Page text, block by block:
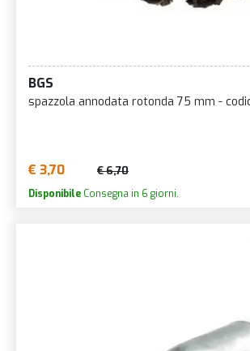
BGS
spazzola annodata rotonda 75 mm -
€ 3,70 € 6,70
Disponibile Consegna in 6 giorni.